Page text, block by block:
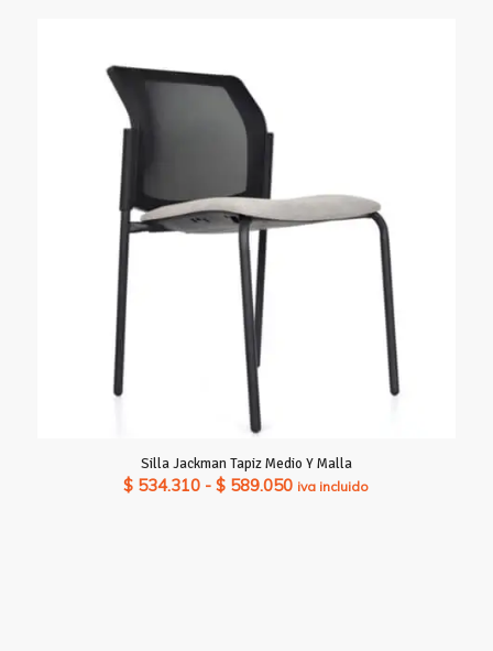
Silla Jackman Tapiz Medio Y Malla
$ 534.310 - $ 589.050Rango
iva incluido